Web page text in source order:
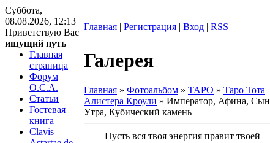
Суббота,
08.08.2026, 12:13
Приветствую Вас
ищущий путь
Главная | Регистрация | Вход | RSS
Главная
страница
Форум
O.C.A.
Статьи
Гостевая
книга
Clavis
Галерея
Главная » Фотоальбом » ТАРО » Таро Тота
Алистера Кроули » Император, Афина, Сын
Утра, Кубический камень
Пусть вся твоя энергия правит твоей